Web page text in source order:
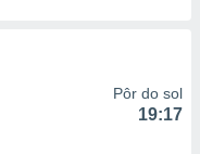
Pôr do sol
19:17